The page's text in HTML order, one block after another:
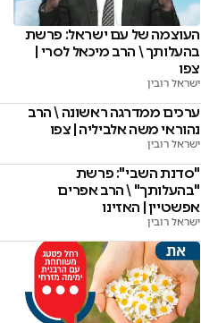
העוצמה של עם ישראל: פרשת
בהעלותך \ הרב מיכאל לסרי |
צפו
ישראל רובין
ערכים ממדרגה ראשונה \ הרב
נהוראי משה אלביליה | צפו
ישראל רובין
"סדנת השבי": פרשת
"בהעלותך" \ הרב אפרים
אפשטיין | האזינו
ישראל רובין